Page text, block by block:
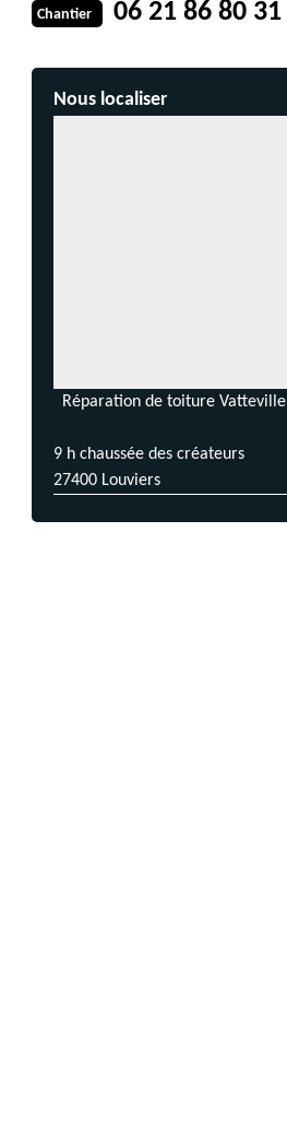
Chantier 06 21 86 80 31
Nous localiser
Réparation de toiture Vatteville
9 h chaussée des créateurs
27400 Louviers